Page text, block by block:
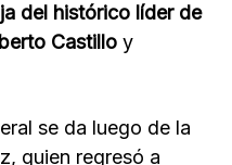
del histórico líder de
Castillo y
se da luego de la
quien regresó a